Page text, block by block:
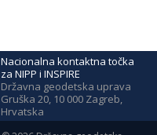
Nacionalna kontaktna točka
za NIPP i INSPIRE
Državna geodetska uprava
Gruška 20, 10 000 Zagreb,
Hrvatska